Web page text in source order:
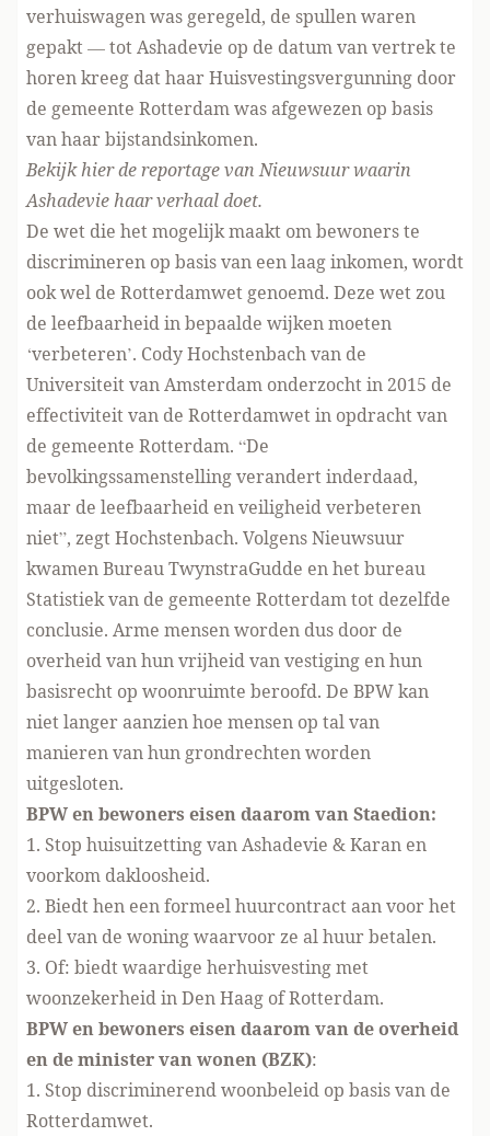
verhuiswagen was geregeld, de spullen waren
gepakt — tot Ashadevie op de datum van vertrek te
horen kreeg dat haar Huisvestingsvergunning door
de gemeente Rotterdam was afgewezen op basis
van haar bijstandsinkomen.
Bekijk hier de reportage van Nieuwsuur waarin
Ashadevie haar verhaal doet.
De wet die het mogelijk maakt om bewoners te
discrimineren op basis van een laag inkomen, wordt
ook wel de Rotterdamwet genoemd. Deze wet zou
de leefbaarheid in bepaalde wijken moeten
‘verbeteren’. Cody Hochstenbach van de
Universiteit van Amsterdam onderzocht in 2015 de
effectiviteit van de Rotterdamwet in opdracht van
de gemeente Rotterdam. “De
bevolkingssamenstelling verandert inderdaad,
maar de leefbaarheid en veiligheid verbeteren
niet”, zegt Hochstenbach. VolgensNieuwsuur
kwamen Bureau TwynstraGudde en het bureau
Statistiek van de gemeente Rotterdam tot dezelfde
conclusie. Arme mensen worden dus door de
overheid van hun vrijheid van vestiging en hun
basisrecht op woonruimte beroofd. De BPW kan
niet langer aanzien hoe mensen op tal van
manieren van hun grondrechten worden
uitgesloten.
BPW en bewoners eisen daarom van Staedion:
1. Stop huisuitzetting van Ashadevie & Karan en
voorkom dakloosheid.
2. Biedt hen een formeel huurcontract aan voor het
deel van de woning waarvoor ze al huur betalen.
3. Of: biedt waardige herhuisvesting met
woonzekerheid in Den Haag of Rotterdam.
BPW en bewoners eisen daarom van de overheid
en de minister van wonen (BZK):
1. Stop discriminerend woonbeleid op basis van de
Rotterdamwet.